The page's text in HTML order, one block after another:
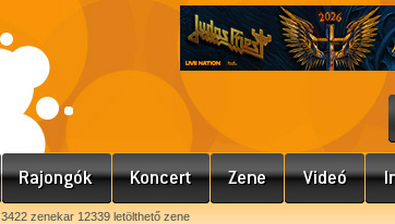
3422 zenekar 12339 letölthető zene